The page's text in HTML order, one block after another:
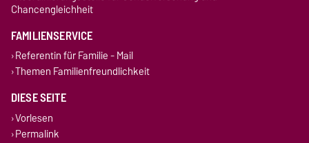
Chancengleichheit
FAMILIENSERVICE
Referentin für Familie - Mail
Themen Familienfreundlichkeit
DIESE SEITE
Vorlesen
Permalink